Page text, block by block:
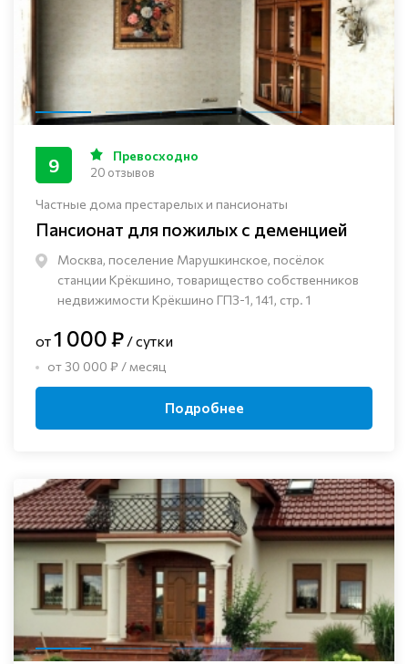
Частные дома престарелых и пансионаты
Пансионат для пожилых с деменцией
Москва, поселение Марушкинское, посёлок
станции Крёкшино, товарищество собственников
недвижимости Крёкшино ГПЗ-1, 141, стр. 1
9 Превосходно
20 отзывов
от1 000 ₽ / сутки
от 30 000 ₽ / месяц
Подробнее